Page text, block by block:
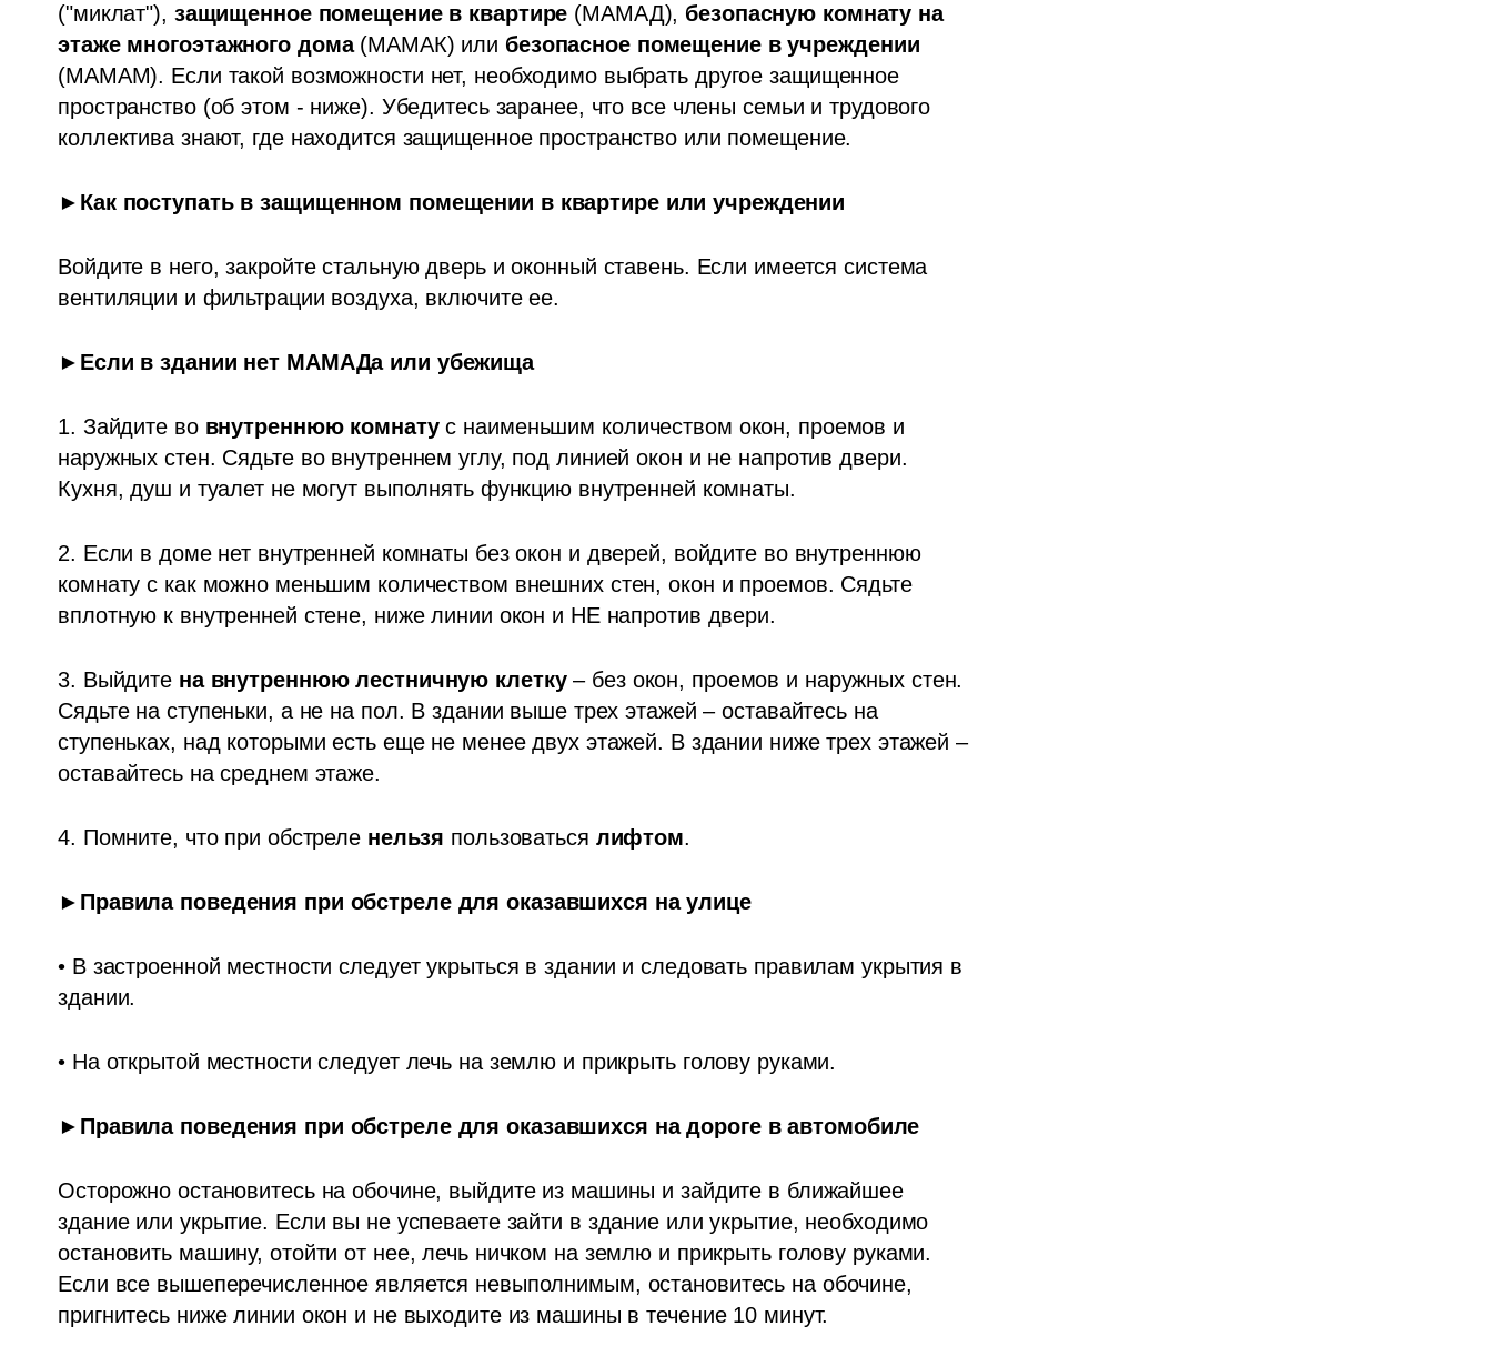
("миклат"), защищенное помещение в квартире (МАМАД), безопасную комнату на
этаже многоэтажного дома (МАМАК) или безопасное
(МАМАМ). Если такой возможности нет, необходимо выбрать другое защищенное
пространство (об этом - ниже). Убедитесь заранее, что все члены семьи и трудового
коллектива знают, где находится защищенное пространство или помещение.
►Как поступать в защищенном помещении в квартире или учреждении
Войдите в него, закройте стальную дверь и оконный ставень. Если имеется система
вентиляции и фильтрации воздуха, включите ее.
►Если в здании нет МАМАДа или убежища
1. Зайдите во внутреннюю комнату с наименьшим количеством окон, проемов и
наружных стен. Сядьте во внутреннем углу, под линией окон и не напротив двери.
Кухня, душ и туалет не могут выполнять функцию внутренней комнаты.
2. Если в доме нет внутренней комнаты без окон и дверей, войдите во внутреннюю
комнату с как можно меньшим количеством внешних стен, окон и проемов. Сядьте
вплотную к внутренней стене, ниже линии окон и НЕ напротив двери.
3. Выйдите на внутреннюю лестничную клетку – без окон, проемов и наружных стен.
Сядьте на ступеньки, а не на пол. В здании выше трех этажей – оставайтесь на
ступеньках, над которыми есть еще не менее двух этажей. В здании ниже трех этажей –
оставайтесь на среднем этаже.
4. Помните, что при обстреле нельзя пользоваться лифтом.
►Правила поведения при обстреле для оказавшихся на улице
• В застроенной местности следует укрыться в здании и следовать правилам укрытия в
здании.
• На открытой местности следует лечь на землю и прикрыть голову руками.
►Правила поведения при обстреле для оказавшихся на дороге в автомобиле
Осторожно остановитесь на обочине, выйдите из машины и зайдите в ближайшее
здание или укрытие. Если вы не успеваете зайти в здание или укрытие, необходимо
остановить машину, отойти от нее, лечь ничком на землю и прикрыть голову руками.
Если все вышеперечисленное является невыполнимым, остановитесь на обочине,
пригнитесь ниже линии окон и не выходите из машины в течение 10 минут.